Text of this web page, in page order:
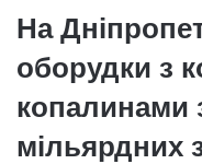
На
оборудки з
копалинами
мільярдних